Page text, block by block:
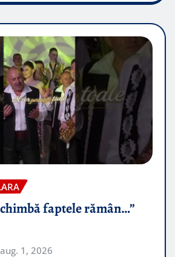
faptele rămân…”
aug. 1, 2026